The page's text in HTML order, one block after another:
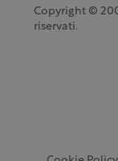
Copyright ©
riservati.